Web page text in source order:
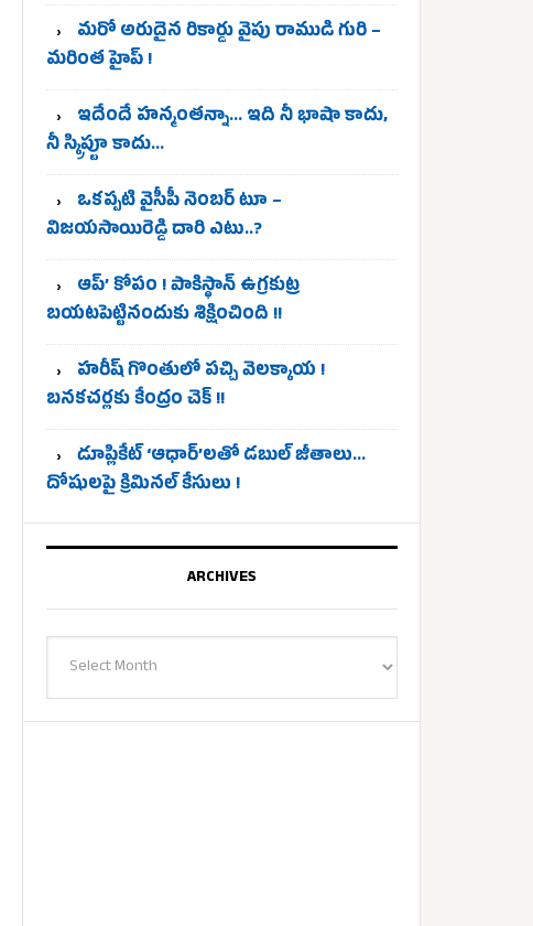
మరో అరుదైన రికార్డు వైపు రాముడి గురి –
మరింత హైప్ !
ఇదేందే హన్మంతన్నా… ఇది నీ భాషా కాదు,
నీ స్క్రిప్టూ కాదు…
ఒకప్పటి వైసీపీ నెంబర్ టూ –
విజయసాయిరెడ్డి దారి ఎటు..?
ఆప్’ కోపం ! పాకిస్థాన్ ఉగ్రకుట్ర
బయటపెట్టినందుకు శిక్షించింది !!
హరీష్ గొంతులో పచ్చి వెలక్కాయ !
బనకచర్లకు కేంద్రం చెక్ !!
డూప్లికేట్ ‘ఆధార్’లతో డబుల్ జీతాలు…
దోషులపై క్రిమినల్ కేసులు !
ARCHIVES